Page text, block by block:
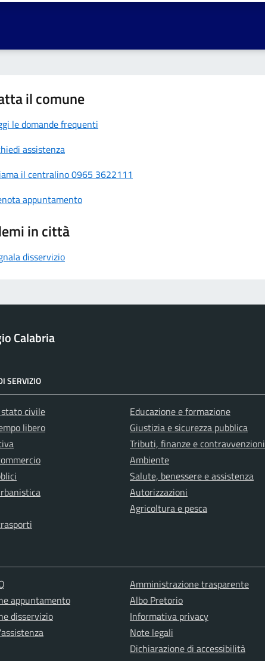
il comune
le domande frequenti
assistenza
il centralino 0965 3622111
appuntamento
in città
disservizio
Calabria
SERVIZIO
civile
libero
Educazione e formazione
Giustizia e sicurezza pubblica
Tributi, finanze e contravvenzioni
Ambiente
Salute, benessere e assistenza
Autorizzazioni
Agricoltura e pesca
appuntamento
disservizio
Amministrazione trasparente
Albo Pretorio
Informativa privacy
Note legali
Dichiarazione di accessibilità